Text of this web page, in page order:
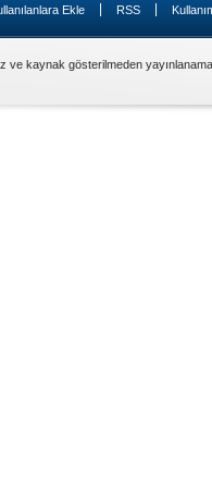
Ekle RSS
ve kaynak gösterilmeden